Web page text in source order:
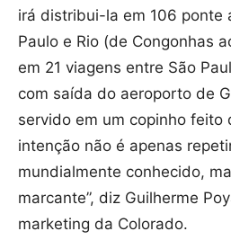
irá distribui-la em 106 ponte
Paulo e Rio (de Congonhas
em 21 viagens entre São
com saída do aeroporto de
servido em um copinho feito
intenção não é apenas
mundialmente conhecido,
marcante”, diz Guilherme
marketing da Colorado.